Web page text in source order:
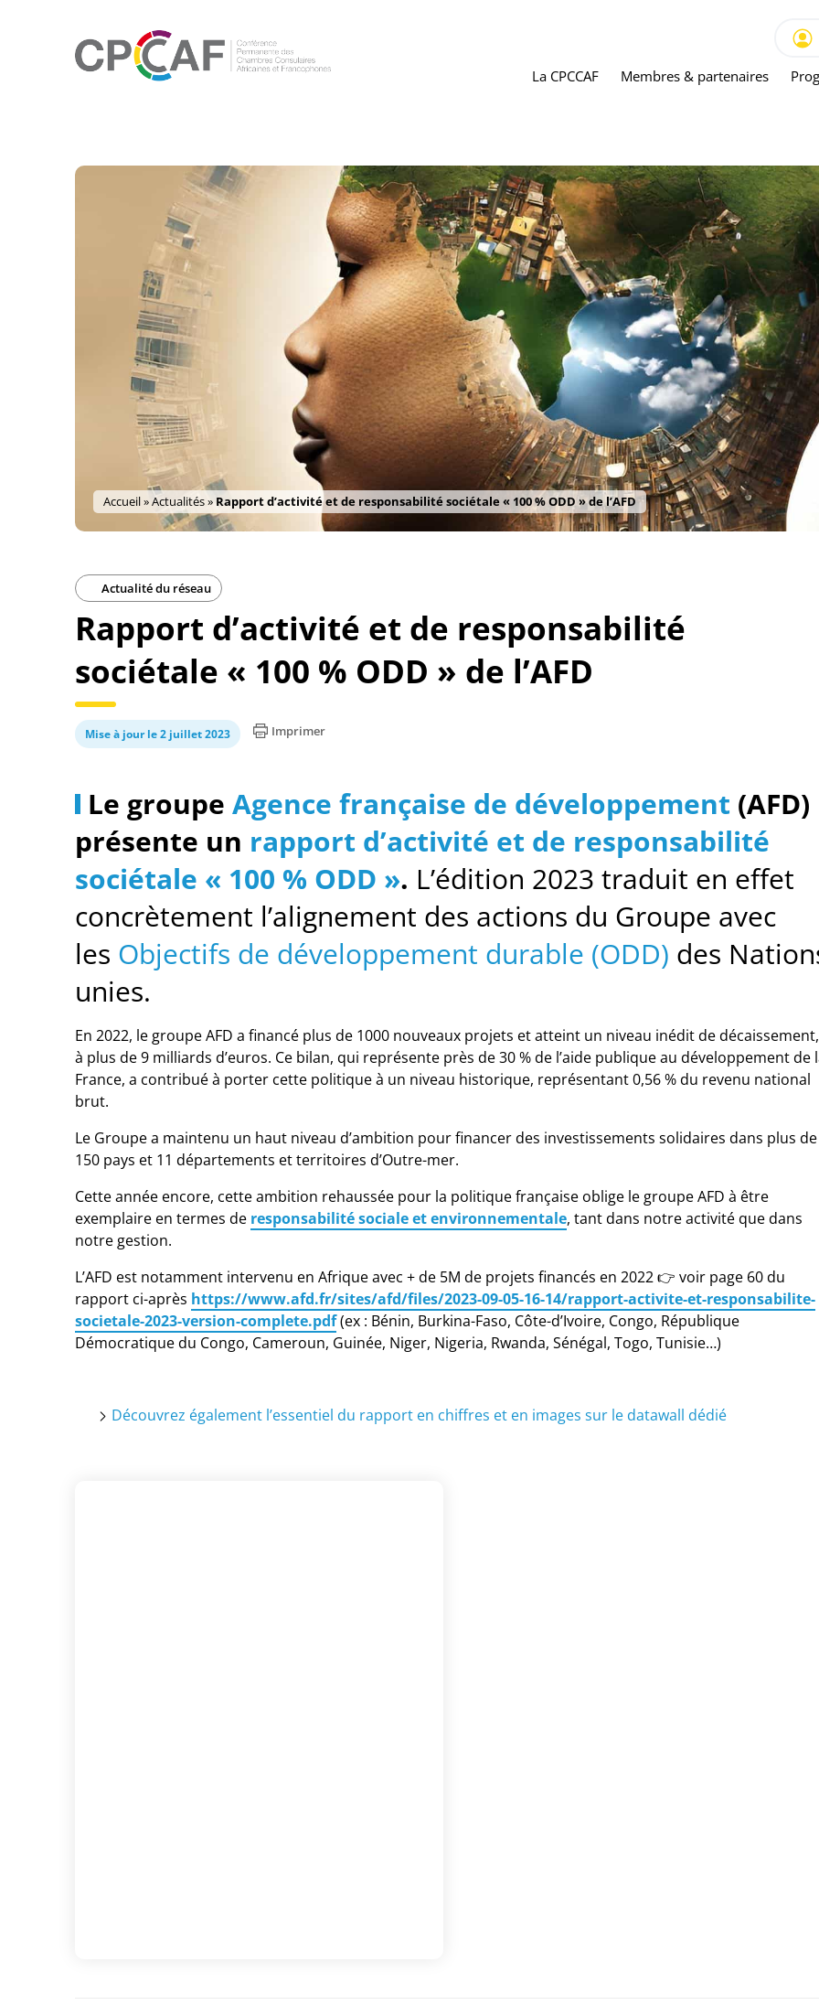
La CPCCAF Membres & partenaires
Accueil»Actualités» Rapport d’activité et de responsabilité sociétale « 100 % ODD » de l’AFD
Actualité du réseau
Rapport d’activité et de responsabilité
sociétale « 100 % ODD » de l’AFD
Mise à jour le 2 juillet 2023 Imprimer
Le groupe Agence française de développement (AFD)
présente un rapport d’activité et de responsabilité
sociétale « 100 % ODD ». L’édition 2023 traduit en effet
concrètement l’alignement des actions du Groupe avec
les Objectifs de développement durable (ODD) des
unies.
En 2022, le groupe AFD a financé plus de 1000 nouveaux projets et atteint un niveau inédit de décaissement,
à plus de 9 milliards d’euros. Ce bilan, qui représente près de 30 % de l’aide publique au développement de
France, a contribué à porter cette politique à un niveau historique, représentant 0,56 % du revenu national
brut.
Le Groupe a maintenu un haut niveau d’ambition pour financer des investissements solidaires dans plus de
150 pays et 11 départements et territoires d’Outre-mer.
Cette année encore, cette ambition rehaussée pour la politique française oblige le groupe AFD à être
exemplaire en termes de responsabilité sociale et environnementale, tant dans notre activité que dans
notre gestion.
L’AFD est notamment intervenu en Afrique avec + de 5M de projets financés en 2022 👉 voir page 60 du
rapport ci-après https://www.afd.fr/sites/afd/files/2023-09-05-16-14/rapport-activite-et-responsabilite-
societale-2023-version-complete.pdf(ex : Bénin, Burkina-Faso, Côte-d’Ivoire, Congo, République
Démocratique du Congo, Cameroun, Guinée, Niger, Nigeria, Rwanda, Sénégal, Togo, Tunisie…)
Découvrez également l’essentiel du rapport en chiffres et en images sur le datawall dédié